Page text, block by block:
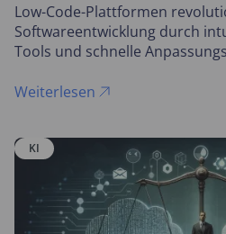
Low-Code-Plattformen
Softwareentwicklung durch
Tools und schnelle
Veränderungen zu reagieren
Weiterlesen
KI